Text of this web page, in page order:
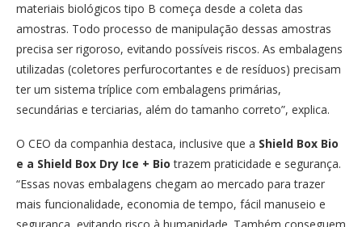
materiais biológicos tipo B começa desde a coleta das
amostras. Todo processo de manipulação dessas amostras
precisa ser rigoroso, evitando possíveis riscos. As embalagens
utilizadas (coletores perfurocortantes e de resíduos) precisam
ter um sistema tríplice com embalagens primárias,
secundárias e terciarias, além do tamanho correto”, explica.
O CEO da companhia destaca, inclusive que a Shield Box Bio
e a Shield Box Dry Ice + Bio trazem praticidade e segurança.
“Essas novas embalagens chegam ao mercado para trazer
mais funcionalidade, economia de tempo, fácil manuseio e